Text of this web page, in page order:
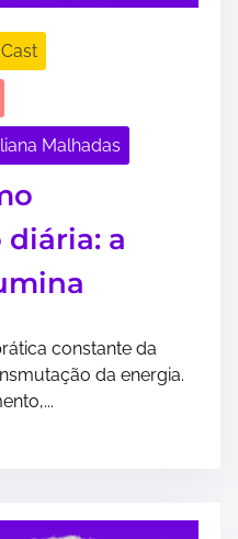
Malhadas
a
constante da
da energia.